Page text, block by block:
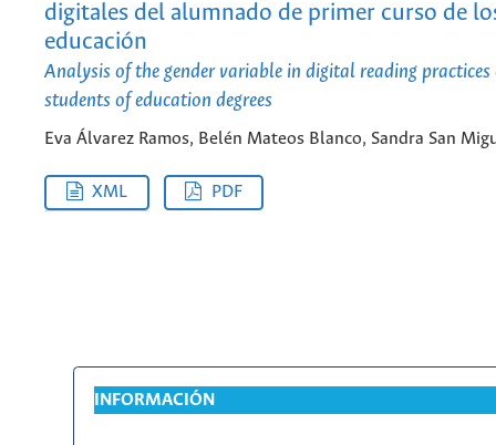
digitales del alumnado de primer curso de
educación
Analysis of the gender variable in digital reading
students of education degrees
Eva Álvarez Ramos, Belén Mateos Blanco, Sandra San
XML PDF
INFORMACIÓN